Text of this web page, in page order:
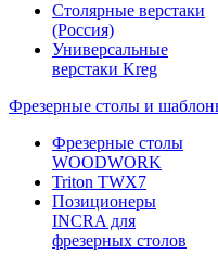
Столярные верстаки
(Россия)
Универсальные
верстаки Kreg
Фрезерные столы и
Фрезерные столы
WOODWORK
Triton TWX7
Позиционеры
INCRA для
фрезерных столов